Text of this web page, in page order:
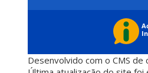
Desenvolvido com o CMS